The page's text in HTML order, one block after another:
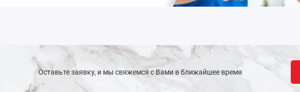
Оставьте заявку, и мы свяжемся с Вами в ближайшее время